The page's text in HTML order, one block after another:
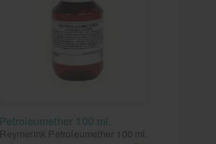
Petroleumether 100 ml.
Reymerink Petroleumether 100 ml.